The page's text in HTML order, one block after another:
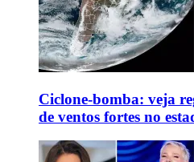
Ciclone-bomba: veja
de ventos fortes no